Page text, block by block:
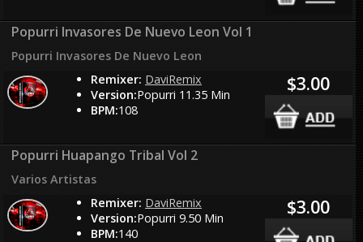
Popurri Invasores De Nuevo Leon Vol 1
Popurri Invasores De Nuevo Leon
Remixer: DaviRemix
Version:Popurri 11.35 Min
BPM:108
$3.00
Popurri Huapango Tribal Vol 2
Varios Artistas
Remixer: DaviRemix
Version:Popurri 9.50 Min
BPM:140
$3.00